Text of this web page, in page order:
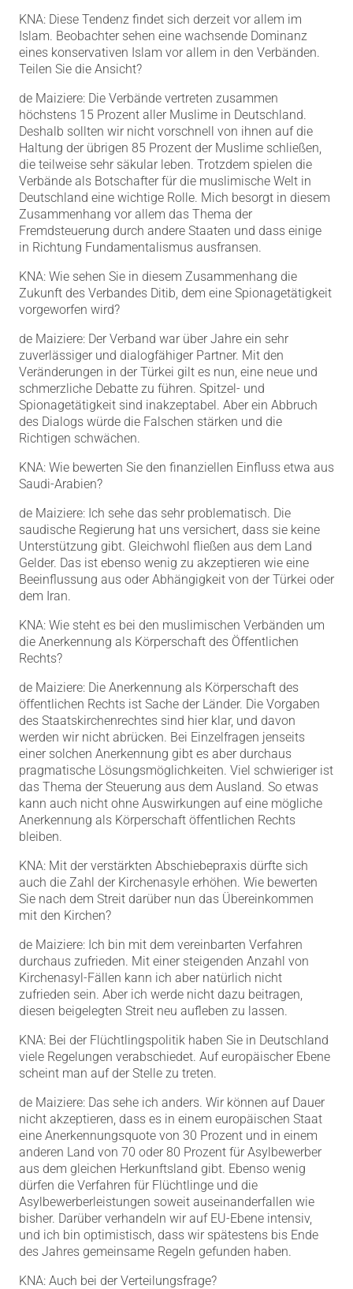
KNA: Diese Tendenz findet sich derzeit vor allem im
Islam. Beobachter sehen eine wachsende Dominanz
eines konservativen Islam vor allem in den Verbänden.
Teilen Sie die Ansicht?
de Maiziere: Die Verbände vertreten zusammen
höchstens 15 Prozent aller Muslime in Deutschland.
Deshalb sollten wir nicht vorschnell von ihnen auf die
Haltung der übrigen 85 Prozent der Muslime schließen,
die teilweise sehr säkular leben. Trotzdem spielen die
Verbände als Botschafter für die muslimische Welt in
Deutschland eine wichtige Rolle. Mich besorgt in diesem
Zusammenhang vor allem das Thema der
Fremdsteuerung durch andere Staaten und dass einige
in Richtung Fundamentalismus ausfransen.
KNA: Wie sehen Sie in diesem Zusammenhang die
Zukunft des Verbandes Ditib, dem eine Spionagetätigkeit
vorgeworfen wird?
de Maiziere: Der Verband war über Jahre ein sehr
zuverlässiger und dialogfähiger Partner. Mit den
Veränderungen in der Türkei gilt es nun, eine neue und
schmerzliche Debatte zu führen. Spitzel- und
Spionagetätigkeit sind inakzeptabel. Aber ein Abbruch
des Dialogs würde die Falschen stärken und die
Richtigen schwächen.
KNA: Wie bewerten Sie den finanziellen Einfluss etwa aus
Saudi-Arabien?
de Maiziere: Ich sehe das sehr problematisch. Die
saudische Regierung hat uns versichert, dass sie keine
Unterstützung gibt. Gleichwohl fließen aus dem Land
Gelder. Das ist ebenso wenig zu akzeptieren wie eine
Beeinflussung aus oder Abhängigkeit von der Türkei oder
dem Iran.
KNA: Wie steht es bei den muslimischen Verbänden um
die Anerkennung als Körperschaft des Öffentlichen
Rechts?
de Maiziere: Die Anerkennung als Körperschaft des
öffentlichen Rechts ist Sache der Länder. Die Vorgaben
des Staatskirchenrechtes sind hier klar, und davon
werden wir nicht abrücken. Bei Einzelfragen jenseits
einer solchen Anerkennung gibt es aber durchaus
pragmatische Lösungsmöglichkeiten. Viel schwieriger ist
das Thema der Steuerung aus dem Ausland. So etwas
kann auch nicht ohne Auswirkungen auf eine mögliche
Anerkennung als Körperschaft öffentlichen Rechts
bleiben.
KNA: Mit der verstärkten Abschiebepraxis dürfte sich
auch die Zahl der Kirchenasyle erhöhen. Wie bewerten
Sie nach dem Streit darüber nun das Übereinkommen
mit den Kirchen?
de Maiziere: Ich bin mit dem vereinbarten Verfahren
durchaus zufrieden. Mit einer steigenden Anzahl von
Kirchenasyl-Fällen kann ich aber natürlich nicht
zufrieden sein. Aber ich werde nicht dazu beitragen,
diesen beigelegten Streit neu aufleben zu lassen.
KNA: Bei der Flüchtlingspolitik haben Sie in Deutschland
viele Regelungen verabschiedet. Auf europäischer Ebene
scheint man auf der Stelle zu treten.
de Maiziere: Das sehe ich anders. Wir können auf Dauer
nicht akzeptieren, dass es in einem europäischen Staat
eine Anerkennungsquote von 30 Prozent und in einem
anderen Land von 70 oder 80 Prozent für Asylbewerber
aus dem gleichen Herkunftsland gibt. Ebenso wenig
dürfen die Verfahren für Flüchtlinge und die
Asylbewerberleistungen soweit auseinanderfallen wie
bisher. Darüber verhandeln wir auf EU-Ebene intensiv,
und ich bin optimistisch, dass wir spätestens bis Ende
des Jahres gemeinsame Regeln gefunden haben.
KNA: Auch bei der Verteilungsfrage?